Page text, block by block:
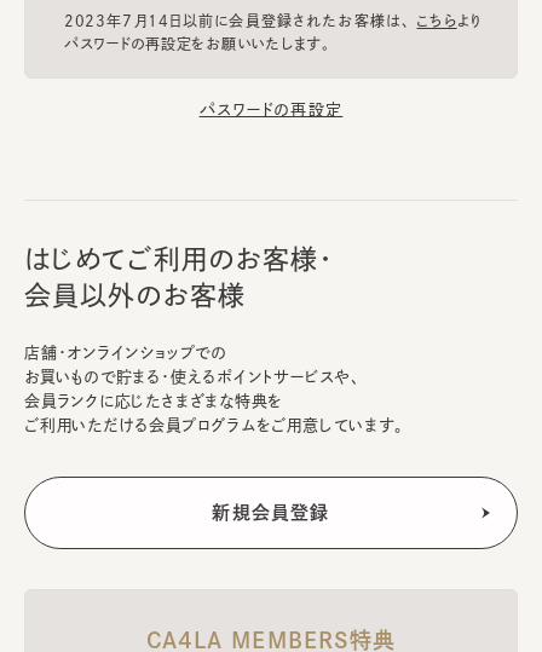
2023年7月14日以前に会員登録されたお客様は、 こちらより
パスワードの再設定をお願いいたします。
パスワードの再設定
はじめてご利用のお客様・
会員以外のお客様
店舗・オンラインショップでの
お買いもので貯まる・使えるポイントサービスや、
会員ランクに応じたさまざまな特典を
ご利用いただける会員プログラムをご用意しています。
CA4LA MEMBERS特典